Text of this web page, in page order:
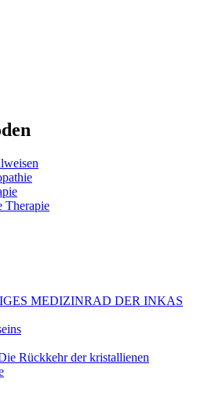
Therapie
MEDIZINRAD DER INKAS
Rückkehr der kristallienen